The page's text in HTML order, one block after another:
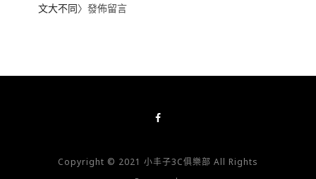
文大不同〉發佈留言
Copyright © 2021 小丰子3C俱樂部 All Rights